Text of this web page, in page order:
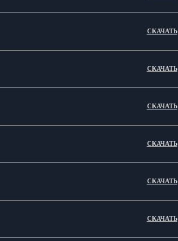
СКАЧАТЬ
СКАЧАТЬ
СКАЧАТЬ
СКАЧАТЬ
СКАЧАТЬ
СКАЧАТЬ